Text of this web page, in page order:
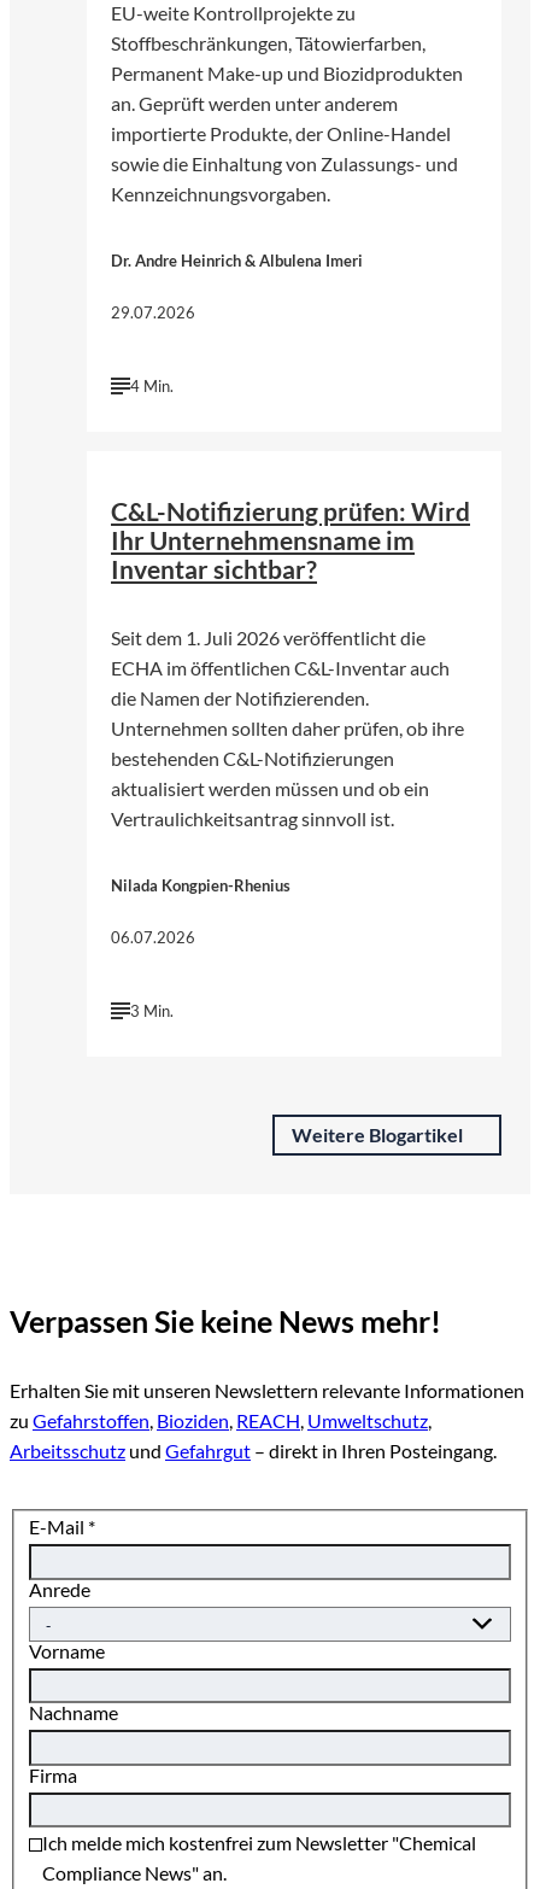
EU-weite Kontrollprojekte zu
Stoffbeschränkungen, Tätowierfarben,
Permanent Make-up und Biozidprodukten
an. Geprüft werden unter anderem
importierte Produkte, der Online-Handel
sowie die Einhaltung von Zulassungs- und
Kennzeichnungsvorgaben.
Dr. Andre Heinrich & Albulena Imeri
29.07.2026
4 Min.
C&L-Notifizierung prüfen: Wird
Ihr Unternehmensname im
Inventar sichtbar?
Seit dem 1. Juli 2026 veröffentlicht die
ECHA im öffentlichen C&L-Inventar auch
die Namen der Notifizierenden.
Unternehmen sollten daher prüfen, ob ihre
bestehenden C&L-Notifizierungen
aktualisiert werden müssen und ob ein
Vertraulichkeitsantrag sinnvoll ist.
Nilada Kongpien-Rhenius
06.07.2026
3 Min.
Weitere Blogartikel
Verpassen Sie keine News mehr!
Erhalten Sie mit unseren Newslettern relevante Informationen
zu Gefahrstoffen, Bioziden, REACH, Umweltschutz,
Arbeitsschutz und Gefahrgut – direkt in Ihren Posteingang.
E-Mail *
Anrede
Vorname
Nachname
Firma
Ich melde mich kostenfrei zum Newsletter "Chemical
Compliance News" an.